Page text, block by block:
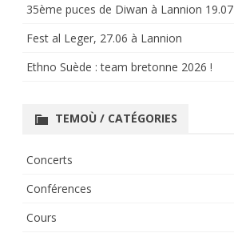
35ème puces de Diwan à Lannion 19.07
Fest al Leger, 27.06 à Lannion
Ethno Suède : team bretonne 2026 !
TEMOÙ / CATÉGORIES
Concerts
Conférences
Cours